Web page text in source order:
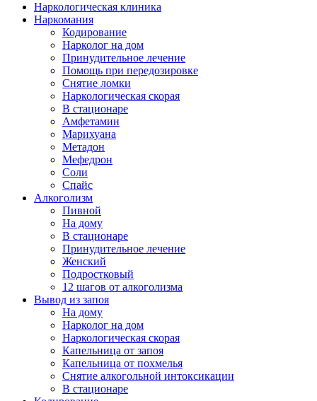
Наркологическая клиника
Наркомания
Кодирование
Нарколог на дом
Принудительное лечение
Помощь при передозировке
Снятие ломки
Наркологическая скорая
В стационаре
Амфетамин
Марихуана
Метадон
Мефедрон
Соли
Спайс
Алкоголизм
Пивной
На дому
В стационаре
Принудительное лечение
Женский
Подростковый
12 шагов от алкоголизма
Вывод из запоя
На дому
Нарколог на дом
Наркологическая скорая
Капельница от запоя
Капельница от похмелья
Снятие алкогольной интоксикации
В стационаре